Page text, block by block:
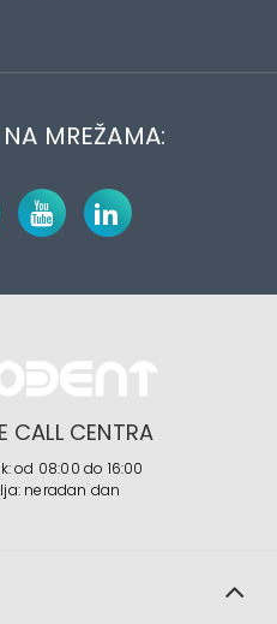
MREŽAMA:
CALL CENTRA
od 08:00 do 16:00
neradan dan